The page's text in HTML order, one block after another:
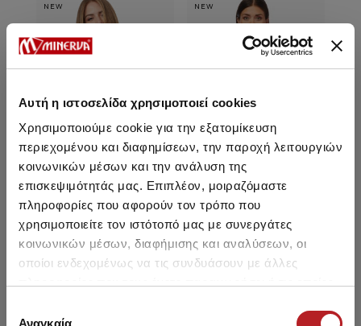
Αυτή η ιστοσελίδα χρησιμοποιεί cookies
Χρησιμοποιούμε cookie για την εξατομίκευση
περιεχομένου και διαφημίσεων, την παροχή λειτουργιών
κοινωνικών μέσων και την ανάλυση της
επισκεψιμότητάς μας. Επιπλέον, μοιραζόμαστε
πληροφορίες που αφορούν τον τρόπο που
χρησιμοποιείτε τον ιστότοπό μας με συνεργάτες
κοινωνικών μέσων, διαφήμισης και αναλύσεων, οι
οποίοι ενδεχομένως να τις συνδυάσουν με άλλες
των υπηρεσιών τους.
Αναγκαία
NEW
Minerva P/UP Bra Bikini Top
21,55 €
NEW
Minerva Full Padded One-
Piece Swimsuit
63,75 € 44,60 €-30%